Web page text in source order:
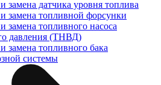
замена датчика уровня топлива
замена топливной форсунки
замена топливного насоса
давления (ТНВД)
замена топливного бака
системы